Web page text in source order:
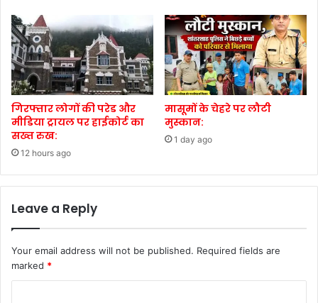
गिरफ्तार लोगों की परेड और
मीडिया ट्रायल पर हाईकोर्ट का
सख्त रुख:
12 hours ago
मासूमों के चेहरे पर लौटी
मुस्कान:
1 day ago
Leave a Reply
Your email address will not be published. Required fields are
marked *